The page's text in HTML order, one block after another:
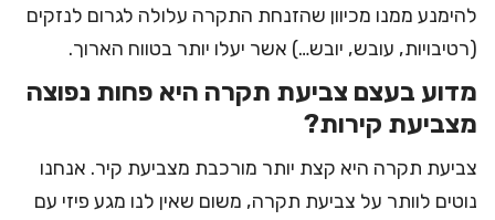
להימנע ממנו מכיוון שהזנחת התקרה עלולה לגרום לנזקים
(רטיבויות, עובש, יובש…) אשר יעלו יותר בטווח הארוך.
מדוע בעצם צביעת תקרה היא פחות נפוצה
מצביעת קירות?
צביעת תקרה היא קצת יותר מורכבת מצביעת קיר. אנחנו
נוטים לוותר על צביעת תקרה, משום שאין לנו מגע פיזי עם